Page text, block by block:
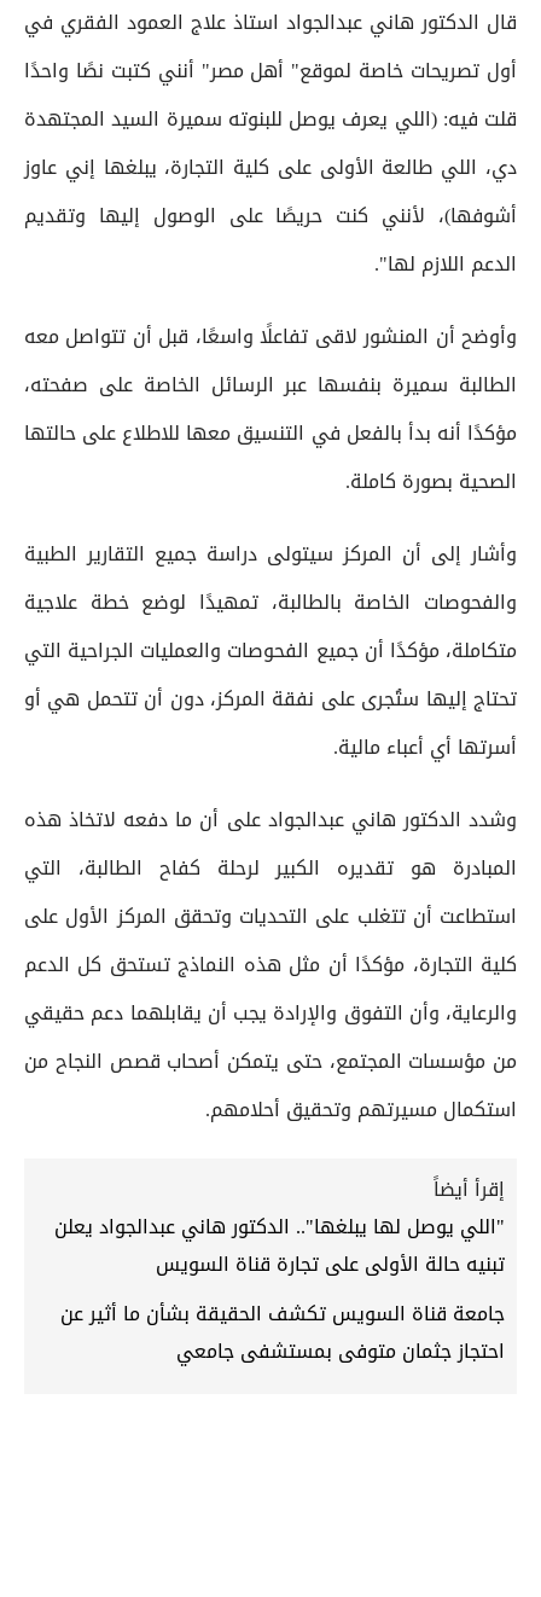
قال الدكتور هاني عبدالجواد استاذ علاج العمود الفقري في
أول تصريحات خاصة لموقع" أهل مصر" أنني كتبت نصًا واحدًا
قلت فيه: (اللي يعرف يوصل للبنوته سميرة السيد المجتهدة
دي، اللي طالعة الأولى على كلية التجارة، يبلغها إني عاوز
أشوفها)، لأنني كنت حريصًا على الوصول إليها وتقديم
الدعم اللازم لها".
وأوضح أن المنشور لاقى تفاعلًا واسعًا، قبل أن تتواصل معه
الطالبة سميرة بنفسها عبر الرسائل الخاصة على صفحته،
مؤكدًا أنه بدأ بالفعل في التنسيق معها للاطلاع على حالتها
الصحية بصورة كاملة.
وأشار إلى أن المركز سيتولى دراسة جميع التقارير الطبية
والفحوصات الخاصة بالطالبة، تمهيدًا لوضع خطة علاجية
متكاملة، مؤكدًا أن جميع الفحوصات والعمليات الجراحية التي
تحتاج إليها ستُجرى على نفقة المركز، دون أن تتحمل هي أو
أسرتها أي أعباء مالية.
وشدد الدكتور هاني عبدالجواد على أن ما دفعه لاتخاذ هذه
المبادرة هو تقديره الكبير لرحلة كفاح الطالبة، التي
استطاعت أن تتغلب على التحديات وتحقق المركز الأول على
كلية التجارة، مؤكدًا أن مثل هذه النماذج تستحق كل الدعم
والرعاية، وأن التفوق والإرادة يجب أن يقابلهما دعم حقيقي
من مؤسسات المجتمع، حتى يتمكن أصحاب قصص النجاح من
استكمال مسيرتهم وتحقيق أحلامهم.
إقرأ أيضاً
"اللي يوصل لها يبلغها".. الدكتور هاني عبدالجواد يعلن
تبنيه حالة الأولى على تجارة قناة السويس
جامعة قناة السويس تكشف الحقيقة بشأن ما أثير عن
احتجاز جثمان متوفى بمستشفى جامعي